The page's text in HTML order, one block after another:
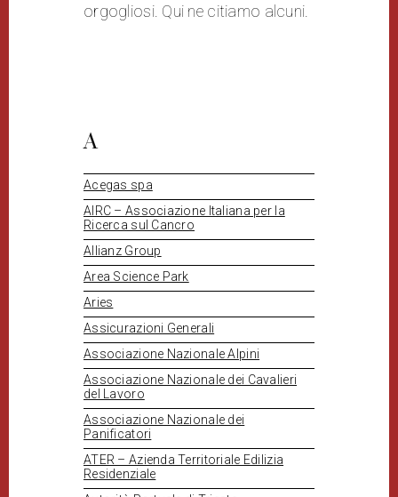
orgogliosi. Qui ne citiamo alcuni.
A
Acegas spa
AIRC – Associazione Italiana per la
Ricerca sul Cancro
Allianz Group
Area Science Park
Aries
Assicurazioni Generali
Associazione Nazionale Alpini
Associazione Nazionale dei Cavalieri
del Lavoro
Associazione Nazionale dei
Panificatori
ATER – Azienda Territoriale Edilizia
Residenziale